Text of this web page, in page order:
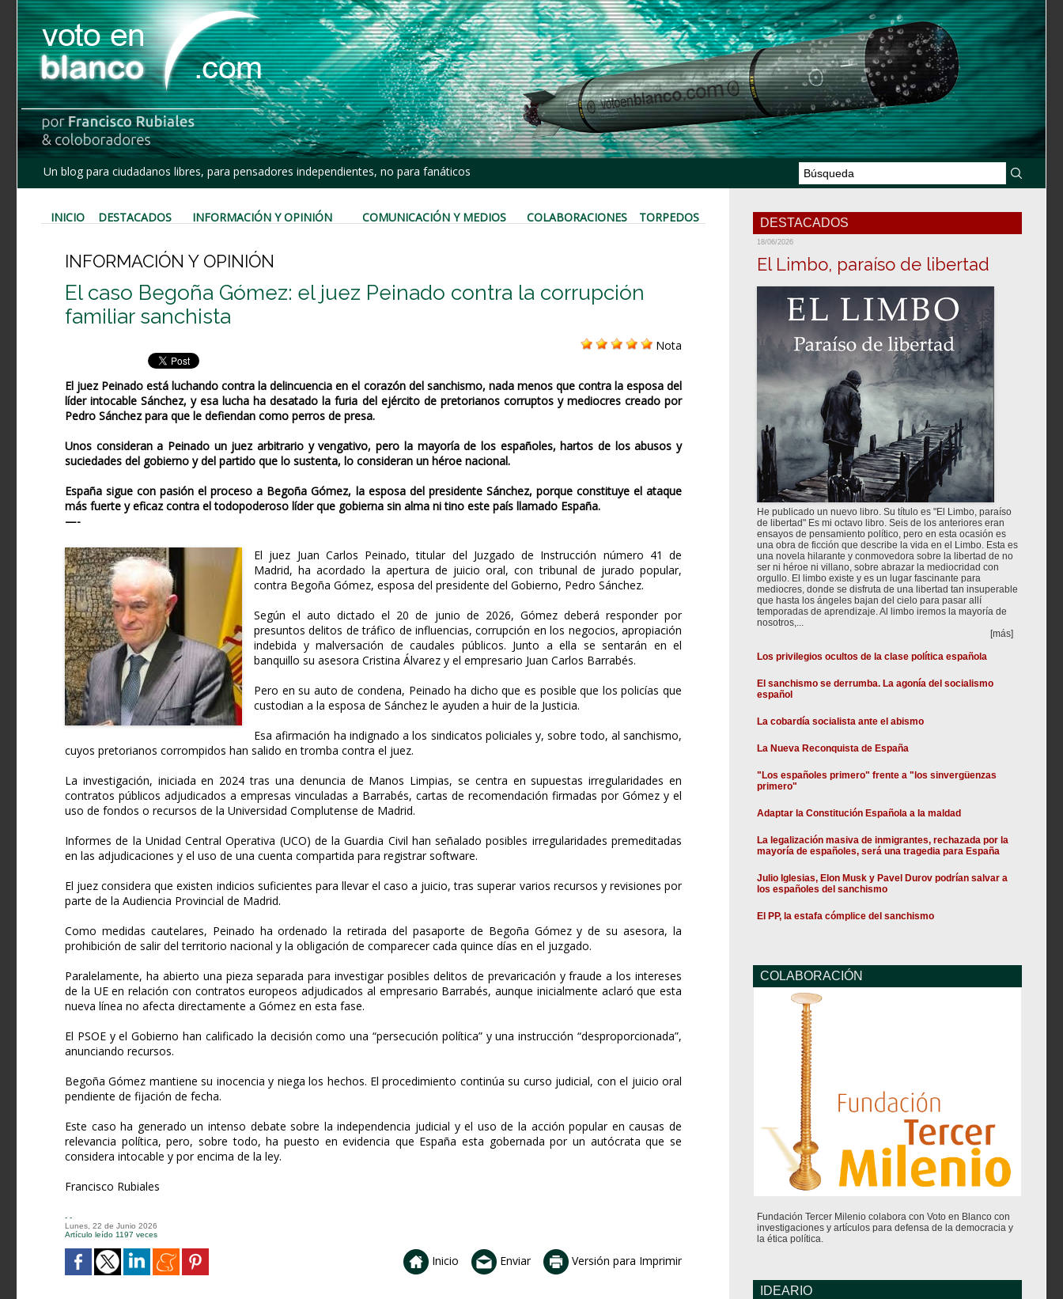
Un blog para ciudadanos libres, para pensadores independientes, no para fanáticos
INICIO DESTACADOS INFORMACIÓN Y OPINIÓN COMUNICACIÓN Y MEDIOS COLABORACIONES TORPEDOS
INFORMACIÓN Y OPINIÓN
El caso Begoña Gómez: el juez Peinado contra la corrupción
familiar sanchista
Nota
El juez Peinado está luchando contra la delincuencia en el corazón del sanchismo, nada menos que contra la esposa del
líder intocable Sánchez, y esa lucha ha desatado la furia del ejército de pretorianos corruptos y mediocres creado por
Pedro Sánchez para que le defiendan como perros de presa.
Unos consideran a Peinado un juez arbitrario y vengativo, pero la mayoría de los españoles, hartos de los abusos y
suciedades del gobierno y del partido que lo sustenta, lo consideran un héroe nacional.
España sigue con pasión el proceso a Begoña Gómez, la esposa del presidente Sánchez, porque constituye el ataque
más fuerte y eficaz contra el todopoderoso líder que gobierna sin alma ni tino este país llamado España.
—-
El juez Juan Carlos Peinado, titular del Juzgado de Instrucción número 41 de
Madrid, ha acordado la apertura de juicio oral, con tribunal de jurado popular,
contra Begoña Gómez, esposa del presidente del Gobierno, Pedro Sánchez.
Según el auto dictado el 20 de junio de 2026, Gómez deberá responder por
presuntos delitos de tráfico de influencias, corrupción en los negocios, apropiación
indebida y malversación de caudales públicos. Junto a ella se sentarán en el
banquillo su asesora Cristina Álvarez y el empresario Juan Carlos Barrabés.
Pero en su auto de condena, Peinado ha dicho que es posible que los policías que
custodian a la esposa de Sánchez le ayuden a huir de la Justicia.
Esa afirmación ha indignado a los sindicatos policiales y, sobre todo, al sanchismo,
cuyos pretorianos corrompidos han salido en tromba contra el juez.
La investigación, iniciada en 2024 tras una denuncia de Manos Limpias, se centra en supuestas irregularidades en
contratos públicos adjudicados a empresas vinculadas a Barrabés, cartas de recomendación firmadas por Gómez y el
uso de fondos o recursos de la Universidad Complutense de Madrid.
Informes de la Unidad Central Operativa (UCO) de la Guardia Civil han señalado posibles irregularidades premeditadas
en las adjudicaciones y el uso de una cuenta compartida para registrar software.
El juez considera que existen indicios suficientes para llevar el caso a juicio, tras superar varios recursos y revisiones por
parte de la Audiencia Provincial de Madrid.
Como medidas cautelares, Peinado ha ordenado la retirada del pasaporte de Begoña Gómez y de su asesora, la
prohibición de salir del territorio nacional y la obligación de comparecer cada quince días en el juzgado.
Paralelamente, ha abierto una pieza separada para investigar posibles delitos de prevaricación y fraude a los intereses
de la UE en relación con contratos europeos adjudicados al empresario Barrabés, aunque inicialmente aclaró que esta
nueva línea no afecta directamente a Gómez en esta fase.
El PSOE y el Gobierno han calificado la decisión como una “persecución política” y una instrucción “desproporcionada”,
anunciando recursos.
Begoña Gómez mantiene su inocencia y niega los hechos. El procedimiento continúa su curso judicial, con el juicio oral
pendiente de fijación de fecha.
Este caso ha generado un intenso debate sobre la independencia judicial y el uso de la acción popular en causas de
relevancia política, pero, sobre todo, ha puesto en evidencia que España esta gobernada por un autócrata que se
considera intocable y por encima de la ley.
Francisco Rubiales
- -
Lunes, 22 de Junio 2026
Artículo leído 1197 veces
Inicio Enviar Versión para Imprimir
DESTACADOS
18/06/2026
El Limbo, paraíso de libertad
He publicado un nuevo libro. Su título es "El Limbo, paraíso
de libertad" Es mi octavo libro. Seis de los anteriores eran
ensayos de pensamiento político, pero en esta ocasión es
una obra de ficción que describe la vida en el Limbo. Esta es
una novela hilarante y conmovedora sobre la libertad de no
ser ni héroe ni villano, sobre abrazar la mediocridad con
orgullo. El limbo existe y es un lugar fascinante para
mediocres, donde se disfruta de una libertad tan insuperable
que hasta los ángeles bajan del cielo para pasar allí
temporadas de aprendizaje. Al limbo iremos la mayoría de
nosotros,...
[más]
Los privilegios ocultos de la clase política española
El sanchismo se derrumba. La agonía del socialismo
español
La cobardía socialista ante el abismo
La Nueva Reconquista de España
"Los españoles primero" frente a "los sinvergüenzas
primero"
Adaptar la Constitución Española a la maldad
La legalización masiva de inmigrantes, rechazada por la
mayoría de españoles, será una tragedia para España
Julio Iglesias, Elon Musk y Pavel Durov podrían salvar a
los españoles del sanchismo
El PP, la estafa cómplice del sanchismo
COLABORACIÓN
Fundación Tercer Milenio colabora con Voto en Blanco con
investigaciones y artículos para defensa de la democracia y
la ética política.
IDEARIO